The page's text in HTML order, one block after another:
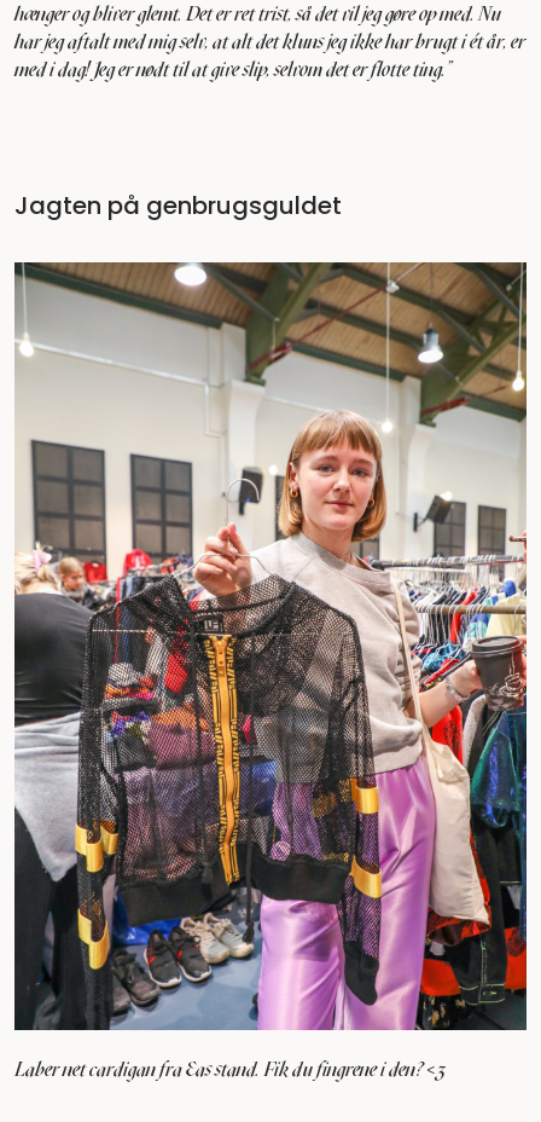
hænger og bliver glemt. Det er ret trist, så det vil jeg gøre op med. Nu
har jeg aftalt med mig selv, at alt det kluns jeg ikke har brugt i ét år, er
med i dag! Jeg er nødt til at give slip, selvom det er flotte ting.”
Jagten på genbrugsguldet
Laber net cardigan fra Eas stand. Fik du fingrene i den? <3